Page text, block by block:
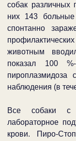
собак различных
них 143 больные
спонтанно
животным
показал 100
пироплазмидоза
наблюдения (в
Все собаки с
лабораторное
крови. Пиро-